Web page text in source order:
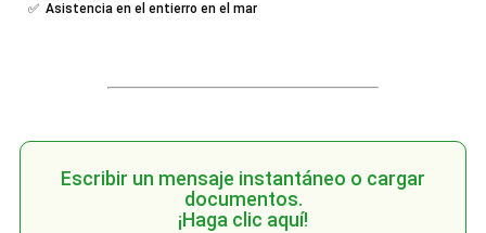
✅ Asistencia en el entierro en el mar
Escribir un mensaje instantáneo o cargar
documentos.
¡Haga clic aquí!